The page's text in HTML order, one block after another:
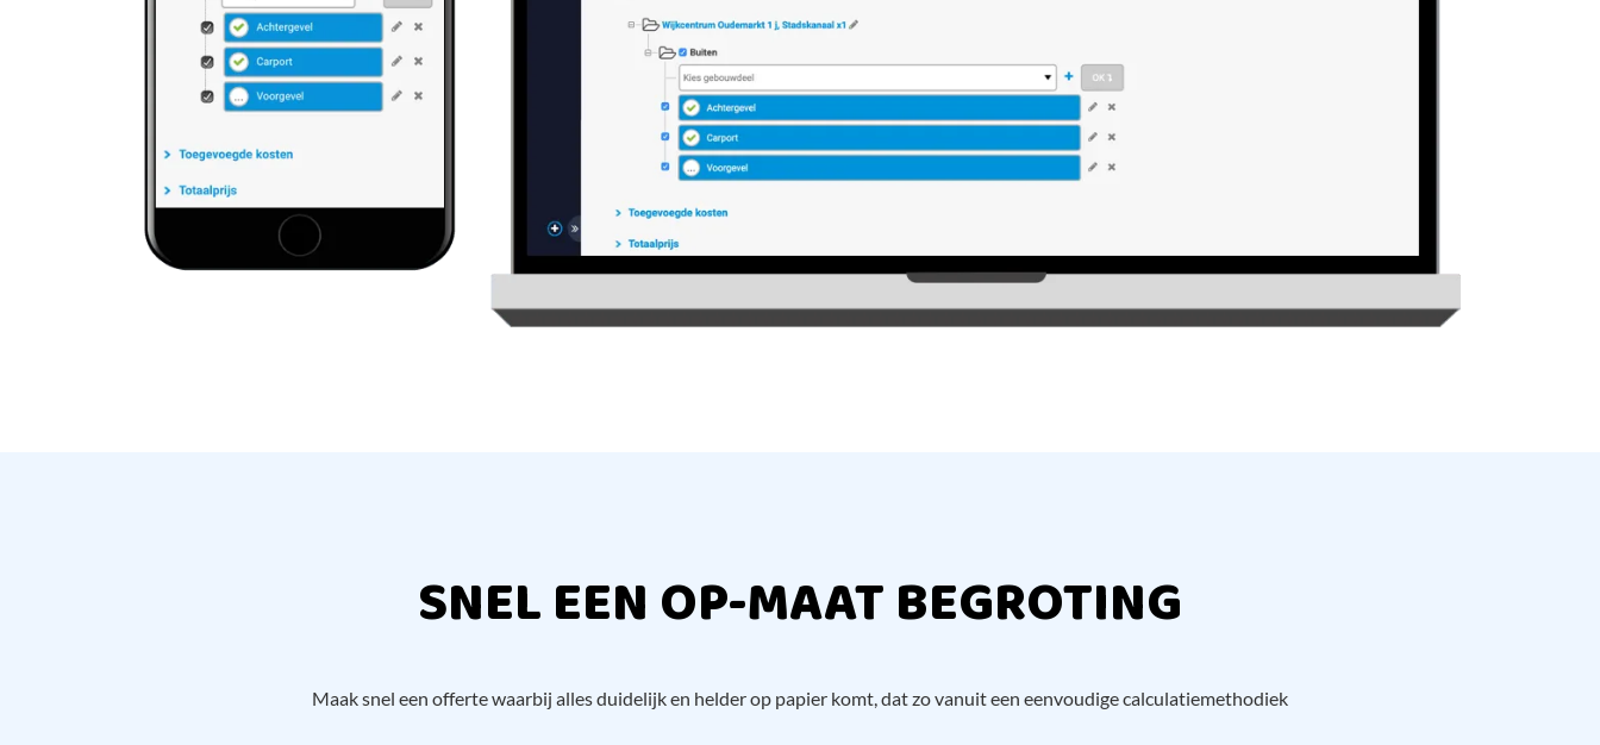
SNEL EEN OP-MAAT BEGROTING
Maak snel een offerte waarbij alles duidelijk en helder op papier komt, dat zo vanuit een eenvoudige calculatiemethodiek